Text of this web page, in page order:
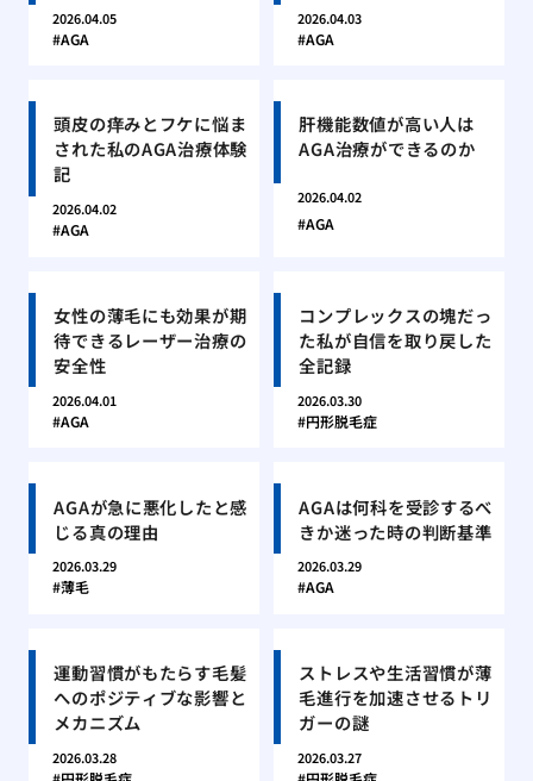
2026.04.05
AGA
2026.04.03
AGA
頭皮の痒みとフケに悩ま
された私のAGA治療体験
記
2026.04.02
AGA
肝機能数値が高い人は
AGA治療ができるのか
2026.04.02
AGA
女性の薄毛にも効果が期
待できるレーザー治療の
安全性
2026.04.01
AGA
コンプレックスの塊だっ
た私が自信を取り戻した
全記録
2026.03.30
円形脱毛症
AGAが急に悪化したと感
じる真の理由
2026.03.29
薄毛
AGAは何科を受診するべ
きか迷った時の判断基準
2026.03.29
AGA
運動習慣がもたらす毛髪
へのポジティブな影響と
メカニズム
2026.03.28
ストレスや生活習慣が薄
毛進行を加速させるトリ
ガーの謎
2026.03.27